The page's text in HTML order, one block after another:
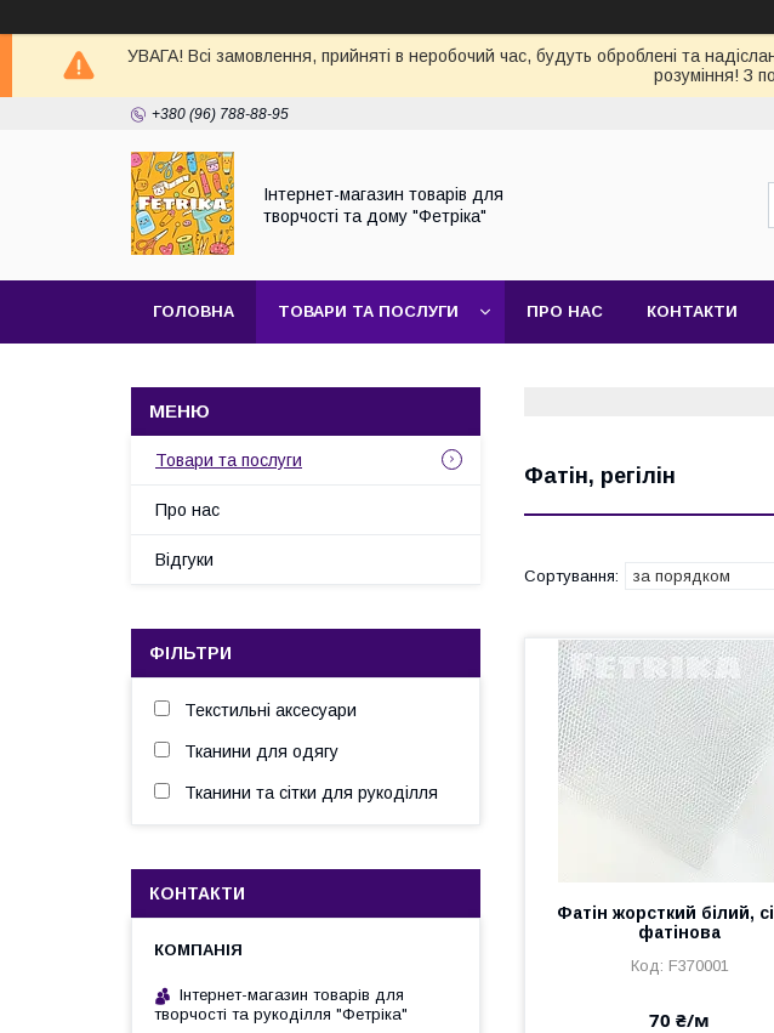
УВАГА! Всі замовлення, прийняті в неробочий час, будуть оброблені та
розуміння! З
+380 (96) 788-88-95
Інтернет-магазин товарів для
творчості та дому "Фетріка"
ГОЛОВНА ТОВАРИ ТА ПОСЛУГИ ПРО НАС КОНТАКТИ
Фатін, регілін
Фатін жорсткий білий,
фатінова
F370001
70 ₴/м
Товари та послуги
Про нас
Відгуки
ФІЛЬТРИ
Текстильні аксесуари
Тканини для одягу
Тканини та сітки для рукоділля
КОНТАКТИ
Інтернет-магазин товарів для
творчості та рукоділля "Фетріка"